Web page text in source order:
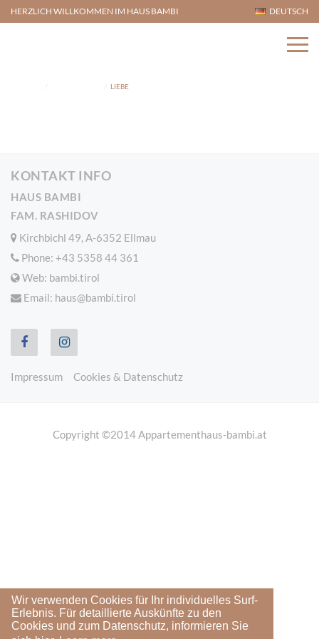
Wir verwenden Cookies für Ihr individuelles Surf-
Erlebnis. Für detaillierte Auskünfte zu den
Cookies und zum Datenschutz, informieren Sie
HERZLICH WILLKOMMEN IM HAUS BAMBI DEUTSCH
LIEBE
KONTAKT INFO
HAUS BAMBI
FAM. RASHIDOV
Kirchbichl 49, A-6352 Ellmau
Phone: +43 5358 44 361
Web: bambi.tirol
Email: haus@bambi.tirol
Impressum Cookies & Datenschutz
Copyright ©2014 Appartementhaus-bambi.at